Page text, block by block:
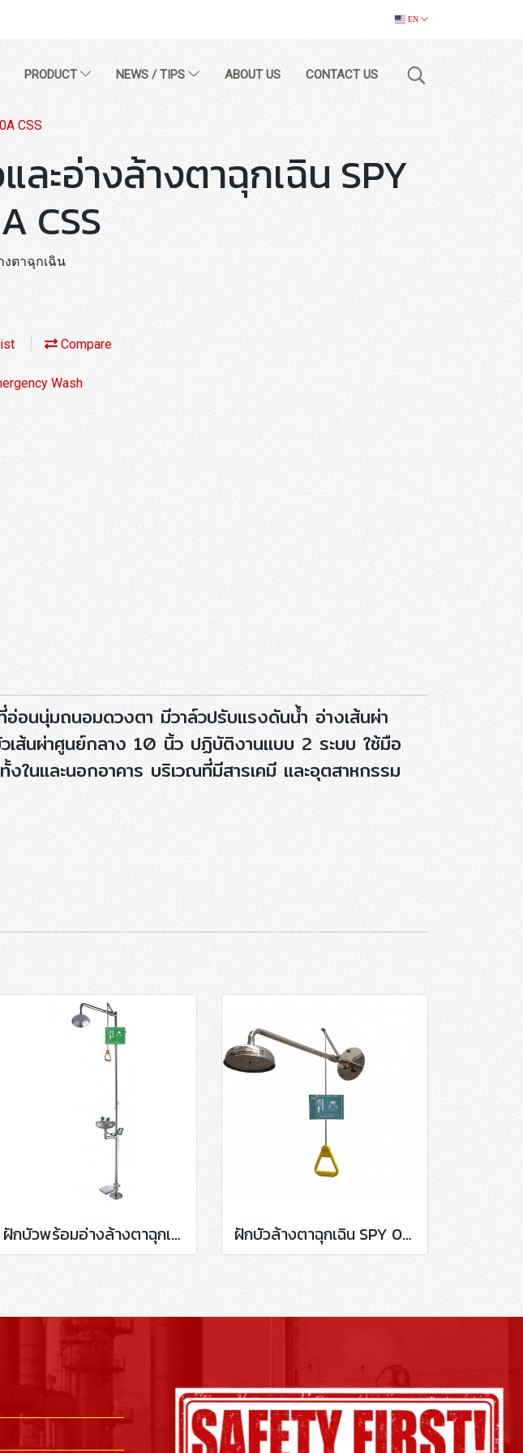
EN
PRODUCT NEWS / TIPS ABOUT US CONTACT US
CSS
ละอ่างล้างตาฉุกเฉิน SPY
CSS
งตาฉุกเฉิน
Compare
Wash
นนุ่มถนอมดวงตา มีวาล์วปรับแรงดันน้ำ อ่างเส้นผ่า
ส้นผ่าศูนย์กลาง 10 นิ้ว ปฏิบัติงานแบบ 2 ระบบ ใช้มือ
ในและนอกอาคาร บริเวณที่มีสารเคมี และอุตสาหกรรม
ฝักบัวพร้อมอ่างล้างตาฉุกเฉินแบบมือผลักเท้าเหยียบ SPY1107F ฝักบัวล้างตาฉุกเฉิน SPY 0358D